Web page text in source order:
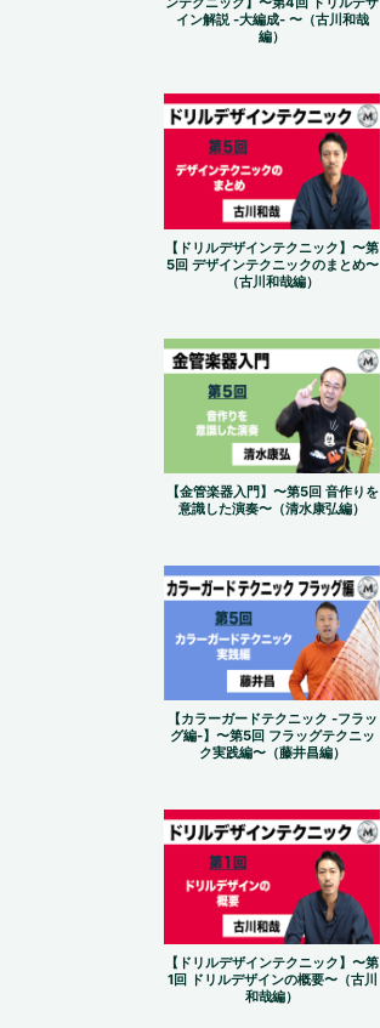
イン解説 -大編成- 〜（古川和哉
編）
【ドリルデザインテクニック】〜第
5回 デザインテクニックのまとめ〜
（古川和哉編）
【金管楽器入門】〜第5回 音作りを
意識した演奏〜（清水康弘編）
【カラーガードテクニック -フラッ
グ編-】〜第5回 フラッグテクニッ
ク実践編〜（藤井昌編）
【ドリルデザインテクニック】〜第
1回 ドリルデザインの概要〜（古川
和哉編）